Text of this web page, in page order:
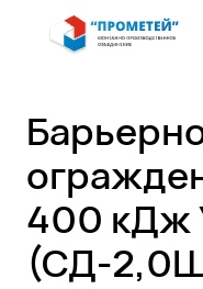
400 кДж
(СД-